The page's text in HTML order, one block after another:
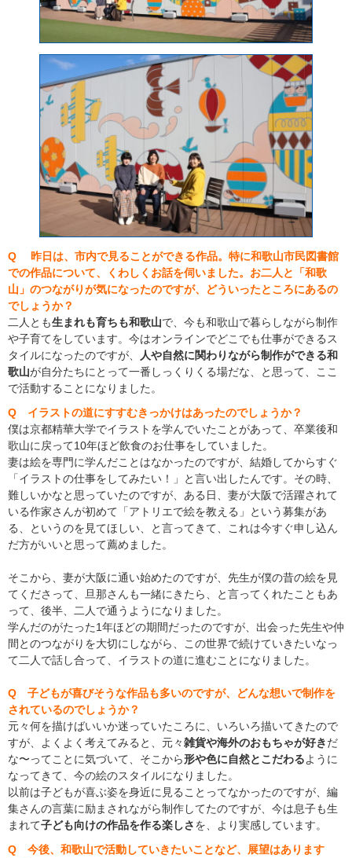
Q 昨日は、市内で見ることができる作品。特に和歌山市民図書館
での作品について、くわしくお話を伺いました。お二人と「和歌
山」のつながりが気になったのですが、どういったところにあるの
でしょうか？
二人とも生まれも育ちも和歌山で、今も和歌山で暮らしながら制作
や子育てをしています。今はオンラインでどこでも仕事ができるス
タイルになったのですが、
人や自然に関わりながら制作ができる和
歌山が自分たちにとって一番しっくりくる場だな、と思って、ここ
で活動することになりました。
Q イラストの道にすすむきっかけはあったのでしょうか？
僕は京都精華大学でイラストを学んでいたことがあって、卒業後和
歌山に戻って10年ほど飲食のお仕事をしていました。
妻は絵を専門に学んだことはなかったのですが、結婚してからすぐ
「イラストの仕事をしてみたい！」と言い出したんです。その時、
難しいかなと思っていたのですが、ある日、妻が大阪で活躍されて
いる作家さんが初めて「アトリエで絵を教える」という募集があ
る、というのを見てほしい、と言ってきて、これは今すぐ申し込ん
だ方がいいと思って薦めました。
そこから、妻が大阪に通い始めたのですが、先生が僕の昔の絵を見
てくださって、旦那さんも一緒にきたら、と言ってくれたこともあ
って、後半、二人で通うようになりました。
学んだのがたった1年ほどの期間だったのですが、出会った先生や仲
間とのつながりを大切にしながら、この世界で続けていきたいなっ
て二人で話し合って、イラストの道に進むことになりました。
Q 子どもが喜びそうな作品も多いのですが、どんな想いで制作を
されているのでしょうか？
元々何を描けばいいか迷っていたころに、いろいろ描いてきたので
すが、よくよく考えてみると、元々雑貨や海外のおもちゃが好きだ
な〜ってことに気づいて、そこから形や色に自然とこだわるように
なってきて、今の絵のスタイルになりました。
以前は子どもが喜ぶ姿を身近に見ることってなかったのですが、編
集さんの言葉に励まされながら制作してたのですが、今は息子も生
まれて子ども向けの作品を作る楽しさを、より実感しています。
Q 今後、和歌山で活動していきたいことなど、展望はあります